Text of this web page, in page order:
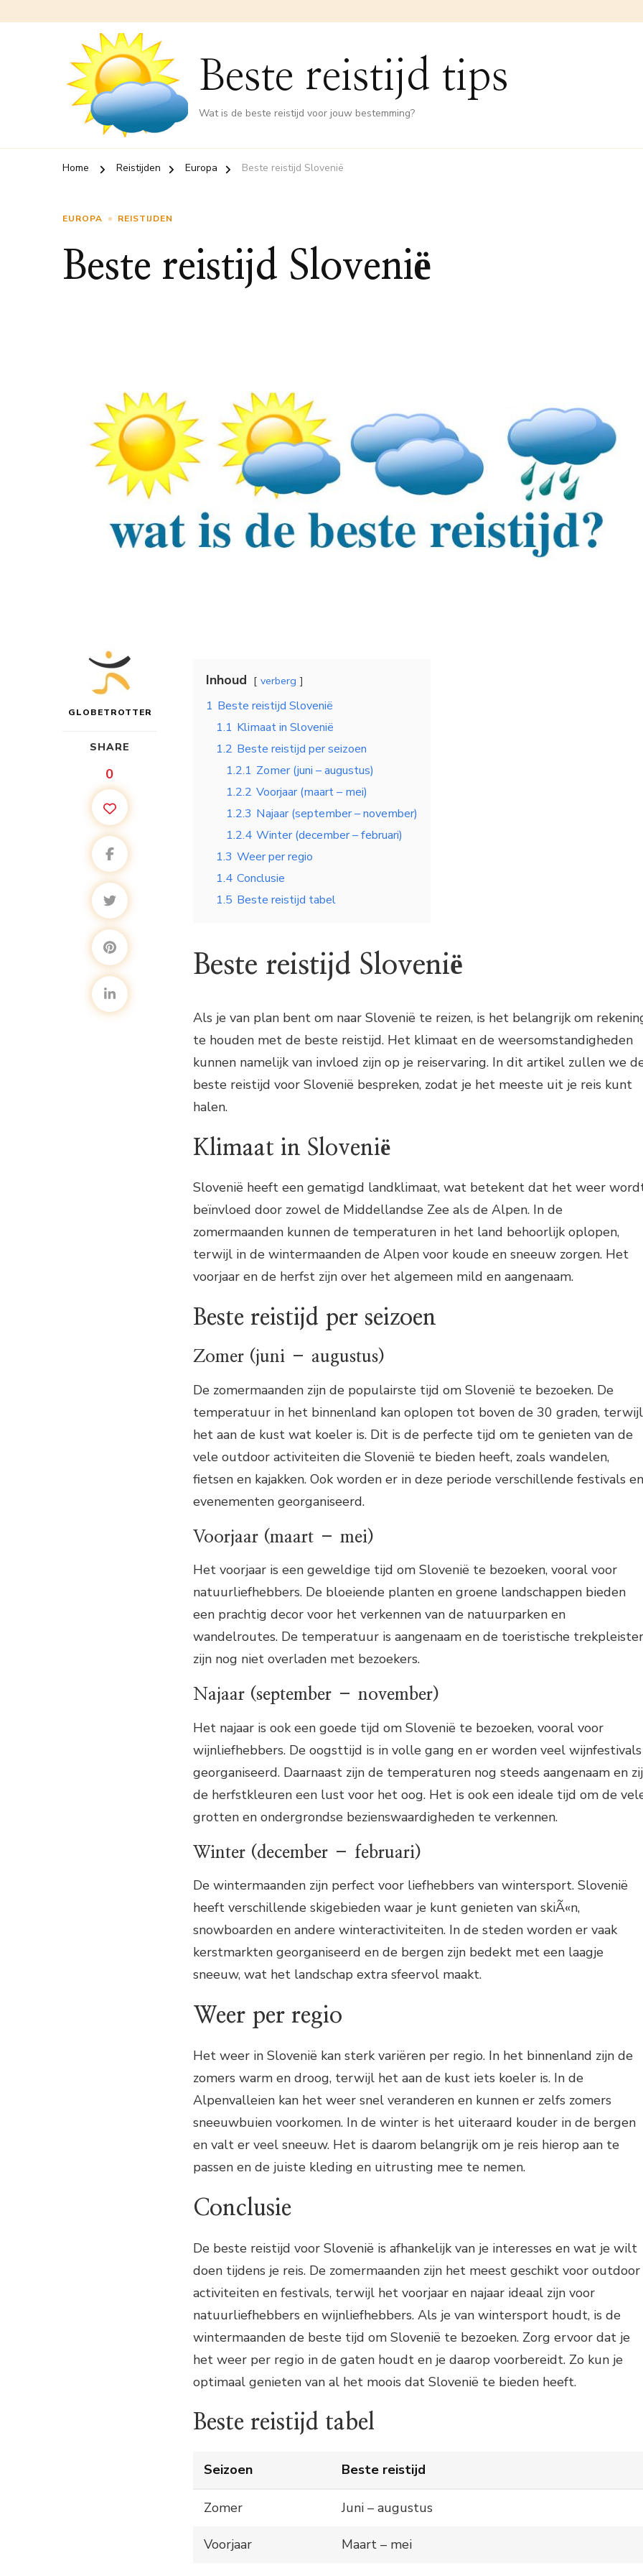
Beste reistijd tips
Wat is de beste reistijd voor jouw bestemming?
Home Reistijden Europa Beste reistijd Slovenië
EUROPA REISTIJDEN
Beste reistijd Slovenië
GLOBETROTTER
SHARE
0
Inhoud verberg
1 Beste reistijd Slovenië
1.1 Klimaat in Slovenië
1.2 Beste reistijd per seizoen
1.2.1 Zomer (juni – augustus)
1.2.2 Voorjaar (maart – mei)
1.2.3 Najaar (september – november)
1.2.4 Winter (december – februari)
1.3 Weer per regio
1.4 Conclusie
1.5 Beste reistijd tabel
Beste reistijd Slovenië
Als je van plan bent om naar Slovenië te reizen, is het belangrijk om
te houden met de beste reistijd. Het klimaat en de weersomstandigheden
kunnen namelijk van invloed zijn op je reiservaring. In dit artikel zullen we
beste reistijd voor Slovenië bespreken, zodat je het meeste uit je reis kunt
halen.
Klimaat in Slovenië
Slovenië heeft een gematigd landklimaat, wat betekent dat het weer
beïnvloed door zowel de Middellandse Zee als de Alpen. In de
zomermaanden kunnen de temperaturen in het land behoorlijk oplopen,
terwijl in de wintermaanden de Alpen voor koude en sneeuw zorgen. Het
voorjaar en de herfst zijn over het algemeen mild en aangenaam.
Beste reistijd per seizoen
Zomer (juni – augustus)
De zomermaanden zijn de populairste tijd om Slovenië te bezoeken. De
temperatuur in het binnenland kan oplopen tot boven de 30 graden, terwijl
het aan de kust wat koeler is. Dit is de perfecte tijd om te genieten van de
vele outdoor activiteiten die Slovenië te bieden heeft, zoals wandelen,
fietsen en kajakken. Ook worden er in deze periode verschillende festivals en
evenementen georganiseerd.
Voorjaar (maart – mei)
Het voorjaar is een geweldige tijd om Slovenië te bezoeken, vooral voor
natuurliefhebbers. De bloeiende planten en groene landschappen bieden
een prachtig decor voor het verkennen van de natuurparken en
wandelroutes. De temperatuur is aangenaam en de toeristische
zijn nog niet overladen met bezoekers.
Najaar (september – november)
Het najaar is ook een goede tijd om Slovenië te bezoeken, vooral voor
wijnliefhebbers. De oogsttijd is in volle gang en er worden veel wijnfestivals
georganiseerd. Daarnaast zijn de temperaturen nog steeds aangenaam en
de herfstkleuren een lust voor het oog. Het is ook een ideale tijd om de
grotten en ondergrondse bezienswaardigheden te verkennen.
Winter (december – februari)
De wintermaanden zijn perfect voor liefhebbers van wintersport. Slovenië
heeft verschillende skigebieden waar je kunt genieten van skiÃ«n,
snowboarden en andere winteractiviteiten. In de steden worden er vaak
kerstmarkten georganiseerd en de bergen zijn bedekt met een laagje
sneeuw, wat het landschap extra sfeervol maakt.
Weer per regio
Het weer in Slovenië kan sterk variëren per regio. In het binnenland zijn de
zomers warm en droog, terwijl het aan de kust iets koeler is. In de
Alpenvalleien kan het weer snel veranderen en kunnen er zelfs zomers
sneeuwbuien voorkomen. In de winter is het uiteraard kouder in de bergen
en valt er veel sneeuw. Het is daarom belangrijk om je reis hierop aan te
passen en de juiste kleding en uitrusting mee te nemen.
Conclusie
De beste reistijd voor Slovenië is afhankelijk van je interesses en wat je wilt
doen tijdens je reis. De zomermaanden zijn het meest geschikt voor outdoor
activiteiten en festivals, terwijl het voorjaar en najaar ideaal zijn voor
natuurliefhebbers en wijnliefhebbers. Als je van wintersport houdt, is de
wintermaanden de beste tijd om Slovenië te bezoeken. Zorg ervoor dat je
het weer per regio in de gaten houdt en je daarop voorbereidt. Zo kun je
optimaal genieten van al het moois dat Slovenië te bieden heeft.
Beste reistijd tabel
Seizoen Beste reistijd
Zomer Juni – augustus
Voorjaar Maart – mei